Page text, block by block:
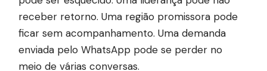
receber retorno. Uma região promissora pode
ficar sem acompanhamento. Uma demanda
enviada pelo WhatsApp pode se perder no
meio de várias conversas.